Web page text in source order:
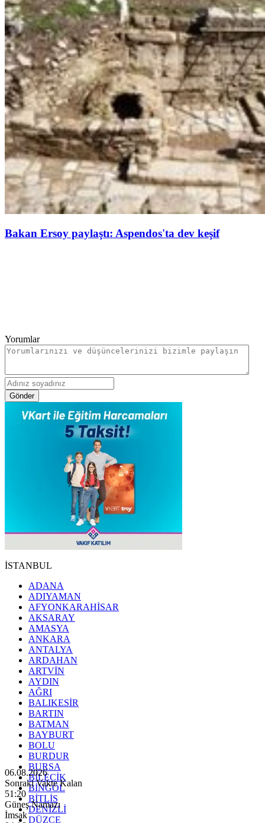
Bakan Ersoy paylaştı: Aspendos'ta dev keşif
Yorumlar
Gönder
İSTANBUL
ADANA
ADIYAMAN
AFYONKARAHİSAR
AKSARAY
AMASYA
ANKARA
ANTALYA
ARDAHAN
ARTVİN
AYDIN
AĞRI
BALIKESİR
BARTIN
BATMAN
BAYBURT
BOLU
BURDUR
BURSA
BİLECİK
BİNGÖL
BİTLİS
DENİZLİ
DÜZCE
06.08.2026
Sonraki Vakte Kalan
51:18
Güneş Namazı
İmsak